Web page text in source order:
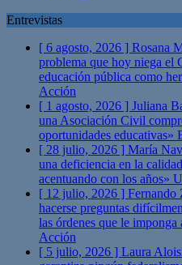
Entrevistas
[ 6 agosto, 2026 ] Rosana
problema que hoy niega el
educación pública como
Acción
[ 1 agosto, 2026 ] Juliana
una Asociación Civil
oportunidades educativas»
[ 28 julio, 2026 ] María
una deficiencia en la
acentuando con los años»
[ 12 julio, 2026 ] Fernando
hacerse preguntas
las órdenes que le
Acción
[ 5 julio, 2026 ] Laura